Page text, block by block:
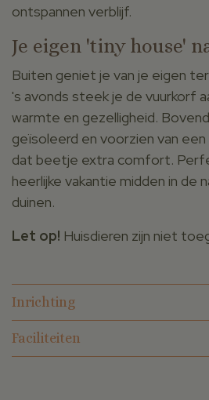
ontspannen verblijf.
Je eigen 'tiny house'
Buiten geniet je van je eigen
's avonds steek je de vuurkorf
warmte en gezelligheid.
geïsoleerd en voorzien van
dat beetje extra comfort.
heerlijke vakantie midden in de
duinen.
Let op! Huisdieren zijn niet
Inrichting
Faciliteiten